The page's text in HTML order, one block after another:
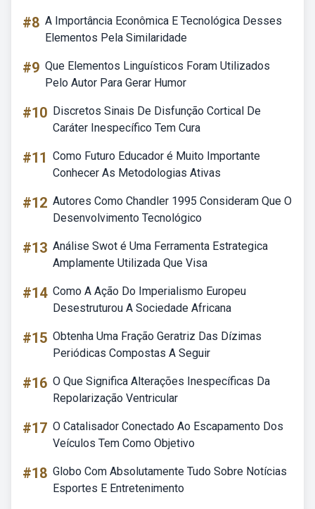
#8 A Importância Econômica E Tecnológica Desses
Elementos Pela Similaridade
#9 Que Elementos Linguísticos Foram Utilizados
Pelo Autor Para Gerar Humor
#10 Discretos Sinais De Disfunção Cortical De
Caráter Inespecífico Tem Cura
#11 Como Futuro Educador é Muito Importante
Conhecer As Metodologias Ativas
#12 Autores Como Chandler 1995 Consideram Que O
Desenvolvimento Tecnológico
#13 Análise Swot é Uma Ferramenta Estrategica
Amplamente Utilizada Que Visa
#14 Como A Ação Do Imperialismo Europeu
Desestruturou A Sociedade Africana
#15 Obtenha Uma Fração Geratriz Das Dízimas
Periódicas Compostas A Seguir
#16 O Que Significa Alterações Inespecíficas Da
Repolarização Ventricular
#17 O Catalisador Conectado Ao Escapamento Dos
Veículos Tem Como Objetivo
#18 Globo Com Absolutamente Tudo Sobre Notícias
Esportes E Entretenimento